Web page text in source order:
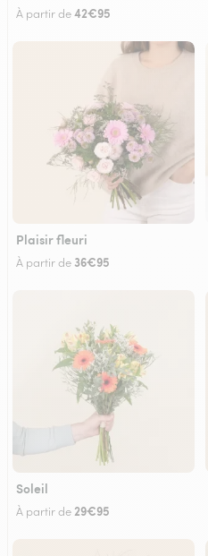
À partir de42€95
Plaisir fleuri
À partir de 36€95
Soleil
À partir de 29€95